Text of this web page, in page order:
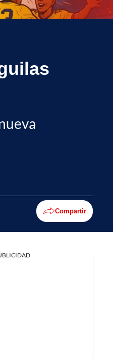
Compartir